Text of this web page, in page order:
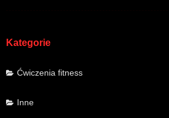
Kategorie
Ćwiczenia fitness
Inne